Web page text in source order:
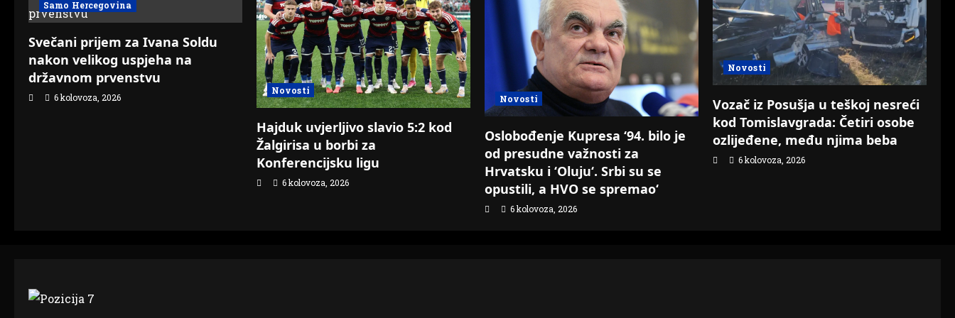
Samo Hercegovina
Svečani prijem za Ivana Soldu
nakon velikog uspjeha na
državnom prvenstvu
6 kolovoza, 2026
Novosti
Hajduk uvjerljivo slavio 5:2 kod
Žalgirisa u borbi za
Konferencijsku ligu
6 kolovoza, 2026
Novosti
Oslobođenje Kupresa ‘94. bilo je
od presudne važnosti za
Hrvatsku i ‘Oluju‘. Srbi su se
opustili, a HVO se spremao‘
6 kolovoza, 2026
Novosti
Vozač iz Posušja u teškoj nesreći
kod Tomislavgrada: Četiri osobe
ozlijeđene, među njima beba
6 kolovoza, 2026